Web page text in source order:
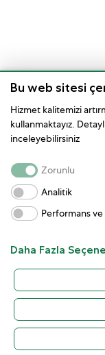
Saat Bakımı
Kurumsal
Kullanım
Müşteri
© 2023
Bu web sitesi
Hizmet kalitemizi
kullanmaktayız.
inceleyebilirsiniz
Zorunlu
Analitik
Performans
Daha Fazla